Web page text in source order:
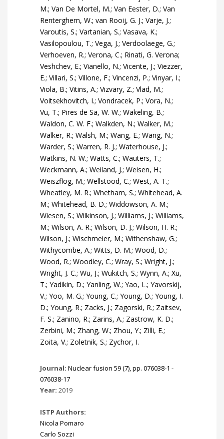
Journal: Nuclear fusion 59 (7), pp. 076038-1 -
076038-17
Year: 2019
ISTP Authors:
Nicola Pomaro
Carlo Sozzi